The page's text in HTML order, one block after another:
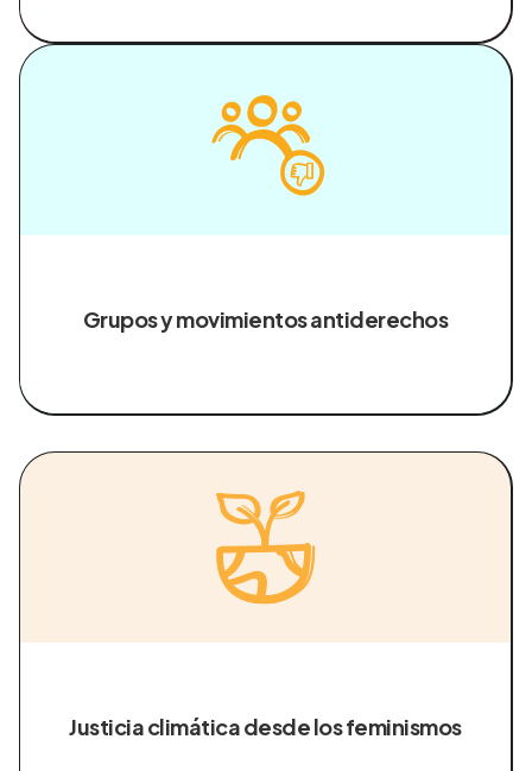
Grupos y movimientos antiderechos
Justicia climática desde los feminismos